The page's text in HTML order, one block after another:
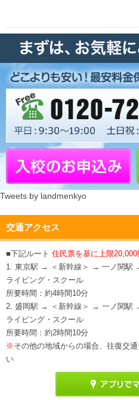
Tweets by landmenkyo
交通アクセス
■下記ルート 住民票を基に上限
1. 東京駅 → ＜新幹線＞ → 一ノ関駅
ライビング・スクール
所要時間：約4時間10分
2. 盛岡駅 → ＜新幹線＞ → 一ノ関駅
ライビング・スクール
所要時間：約2時間10分
※ その他の地域からの場合、往復交
い